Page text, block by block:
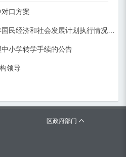
口方案
小学转学手续的公告
领导
区政府部门